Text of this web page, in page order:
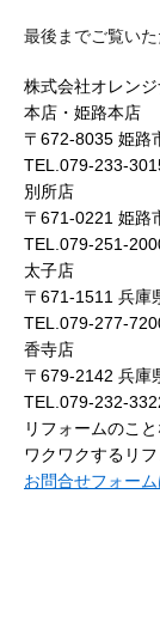
最後までご覧い
株式会社オレン
本店・姫路本店
〒672-8035 姫路
TEL.079-233-
別所店
〒671-0221 姫路
TEL.079-251-
太子店
〒671-1511 兵庫
TEL.079-277-
香寺店
〒679-2142 兵庫
TEL.079-232-
リフォームのこ
ワクワクするリ
お問合せフォー